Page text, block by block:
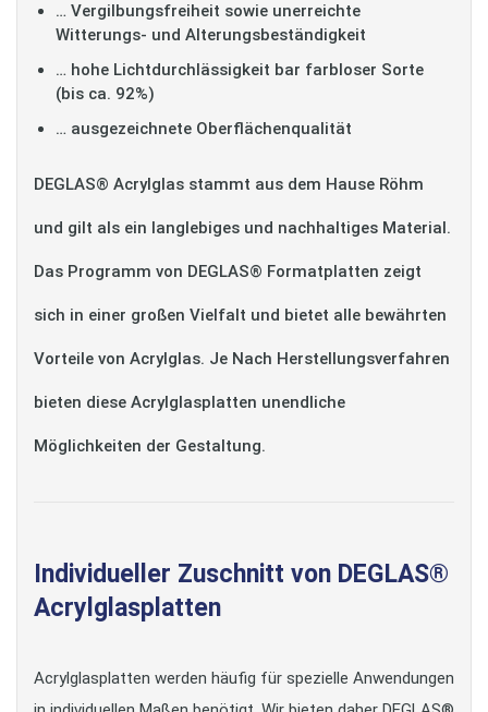
… Vergilbungsfreiheit sowie unerreichte
Witterungs- und Alterungsbeständigkeit
… hohe Lichtdurchlässigkeit bar farbloser Sorte
(bis ca. 92%)
… ausgezeichnete Oberflächenqualität
DEGLAS® Acrylglas stammt aus dem Hause Röhm
und gilt als ein langlebiges und nachhaltiges Material.
Das Programm von DEGLAS® Formatplatten zeigt
sich in einer großen Vielfalt und bietet alle bewährten
Vorteile von Acrylglas. Je Nach Herstellungsverfahren
bieten diese Acrylglasplatten unendliche
Möglichkeiten der Gestaltung.
Individueller Zuschnitt von DEGLAS®
Acrylglasplatten
Acrylglasplatten werden häufig für spezielle Anwendungen